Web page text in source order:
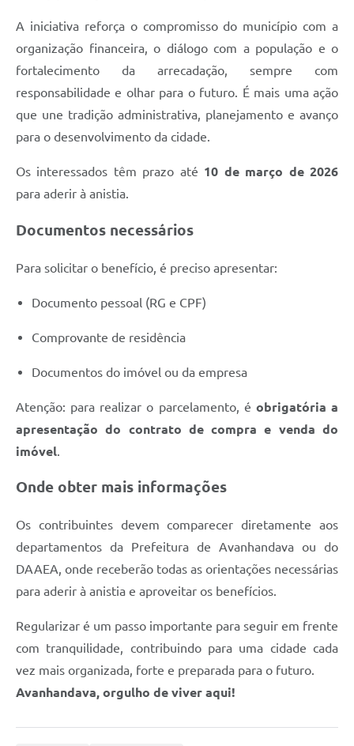
A iniciativa reforça o compromisso do município com a
organização financeira, o diálogo com a população e o
fortalecimento da arrecadação, sempre com
responsabilidade e olhar para o futuro. É mais uma ação
que une tradição administrativa, planejamento e avanço
para o desenvolvimento da cidade.
Os interessados têm prazo até 10 de março de 2026
para aderir à anistia.
Documentos necessários
Para solicitar o benefício, é preciso apresentar:
Documento pessoal (RG e CPF)
Comprovante de residência
Documentos do imóvel ou da empresa
Atenção: para realizar o parcelamento, é obrigatória a
apresentação do contrato de compra e venda do
imóvel
Onde obter mais informações
Os contribuintes devem comparecer diretamente aos
departamentos da Prefeitura de Avanhandava ou do
DAAEA, onde receberão todas as orientações necessárias
para aderir à anistia e aproveitar os benefícios.
Regularizar é um passo importante para seguir em frente
com tranquilidade, contribuindo para uma cidade cada
vez mais organizada, forte e preparada para o futuro.
Avanhandava, orgulho de viver aqui!